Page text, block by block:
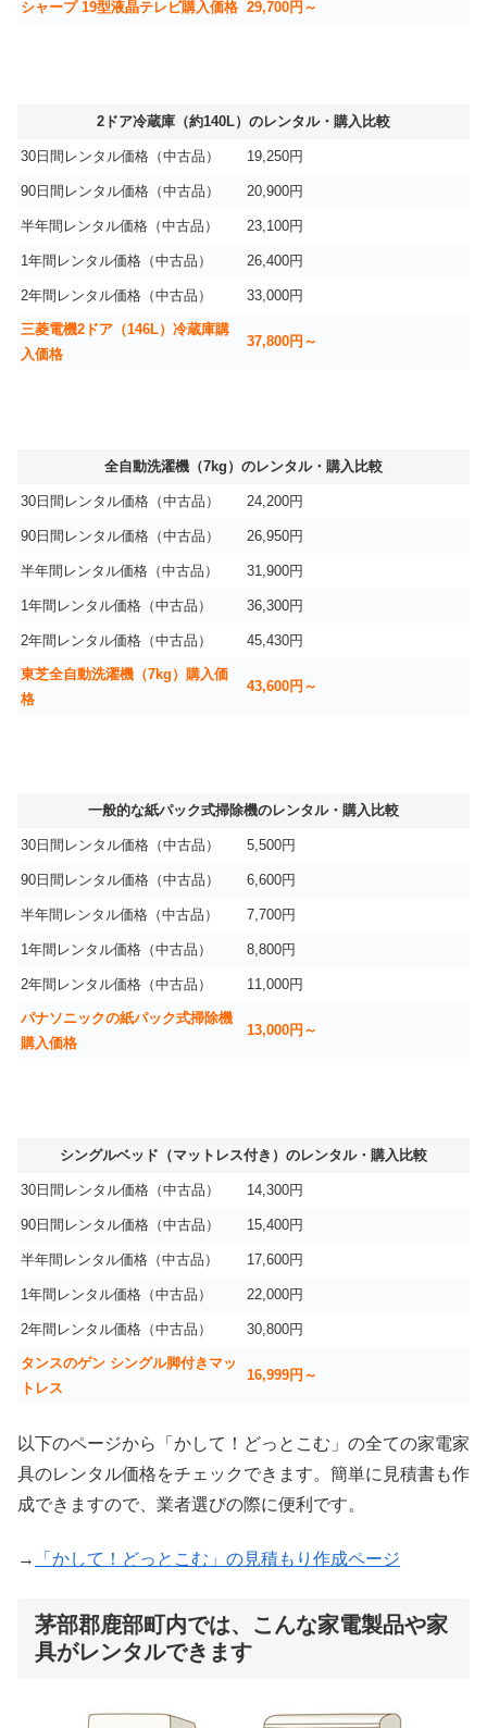
シャープ 19型液晶テレビ購入価格 29,700円～
2ドア冷蔵庫（約140L）のレンタル・購入比較
30日間レンタル価格（中古品） 19,250円
90日間レンタル価格（中古品） 20,900円
半年間レンタル価格（中古品） 23,100円
1年間レンタル価格（中古品） 26,400円
2年間レンタル価格（中古品） 33,000円
三菱電機2ドア（146L）冷蔵庫購
入価格
37,800円～
全自動洗濯機（7kg）のレンタル・購入比較
30日間レンタル価格（中古品） 24,200円
90日間レンタル価格（中古品） 26,950円
半年間レンタル価格（中古品） 31,900円
1年間レンタル価格（中古品） 36,300円
2年間レンタル価格（中古品） 45,430円
東芝全自動洗濯機（7kg）購入価
格
43,600円～
一般的な紙パック式掃除機のレンタル・購入比較
30日間レンタル価格（中古品） 5,500円
90日間レンタル価格（中古品） 6,600円
半年間レンタル価格（中古品） 7,700円
1年間レンタル価格（中古品） 8,800円
2年間レンタル価格（中古品） 11,000円
パナソニックの紙パック式掃除機
購入価格
13,000円～
シングルベッド（マットレス付き）のレンタル・購入比較
30日間レンタル価格（中古品） 14,300円
90日間レンタル価格（中古品） 15,400円
半年間レンタル価格（中古品） 17,600円
1年間レンタル価格（中古品） 22,000円
2年間レンタル価格（中古品） 30,800円
タンスのゲン シングル脚付きマッ
トレス
16,999円～
以下のページから「かして！どっとこむ」の全ての家電家
具のレンタル価格をチェックできます。簡単に見積書も作
成できますので、業者選びの際に便利です。
→ 「かして！どっとこむ」の見積もり作成ページ
茅部郡鹿部町内では、こんな家電製品や家
具がレンタルできます